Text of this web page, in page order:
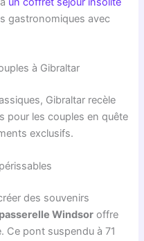
gastronomiques avec
à Gibraltar
Gibraltar recèle
pour les couples en quête
exclusifs.
des souvenirs
Windsor offre
Ce pont suspendu à 71